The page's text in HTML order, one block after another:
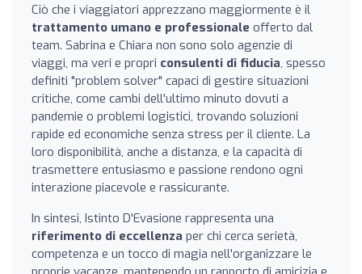
Ciò che i viaggiatori apprezzano maggiormente è il
trattamento umano e professionale offerto dal
team. Sabrina e Chiara non sono solo agenzie di
viaggi, ma veri e propri consulenti di fiducia, spesso
definiti "problem solver" capaci di gestire situazioni
critiche, come cambi dell'ultimo minuto dovuti a
pandemie o problemi logistici, trovando soluzioni
rapide ed economiche senza stress per il cliente. La
loro disponibilità, anche a distanza, e la capacità di
trasmettere entusiasmo e passione rendono ogni
interazione piacevole e rassicurante.
In sintesi, Istinto D'Evasione rappresenta una
riferimento di eccellenza per chi cerca serietà,
competenza e un tocco di magia nell'organizzare le